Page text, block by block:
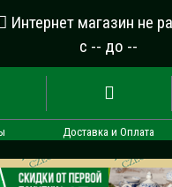
Интернет магазин не
с -- до --
Доставка и Оплата